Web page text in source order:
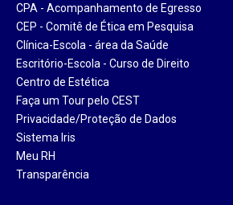
CPA - Acompanhamento de Egresso
CEP - Comitê de Ética em Pesquisa
Clínica-Escola - área da Saúde
Escritório-Escola - Curso de Direito
Centro de Estética
Faça um Tour pelo CEST
Privacidade/Proteção de Dados
Sistema Iris
Meu RH
Transparência